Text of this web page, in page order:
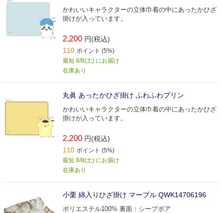
かわいいキャラクターの立体巾着の中にあったかひざ
掛けが入っています。
2,200 円(税込)
110 ポイント (5%)
最短 8/8(土) にお届け
在庫あり
丸眞 あったかひざ掛け ふわふわプリン
かわいいキャラクターの立体巾着の中にあったかひざ
掛けが入っています。
2,200 円(税込)
110 ポイント (5%)
最短 8/8(土) にお届け
在庫あり
小栗 綿入りひざ掛け マーブル QWK14706196
ポリエステル100% 裏面：シープボア